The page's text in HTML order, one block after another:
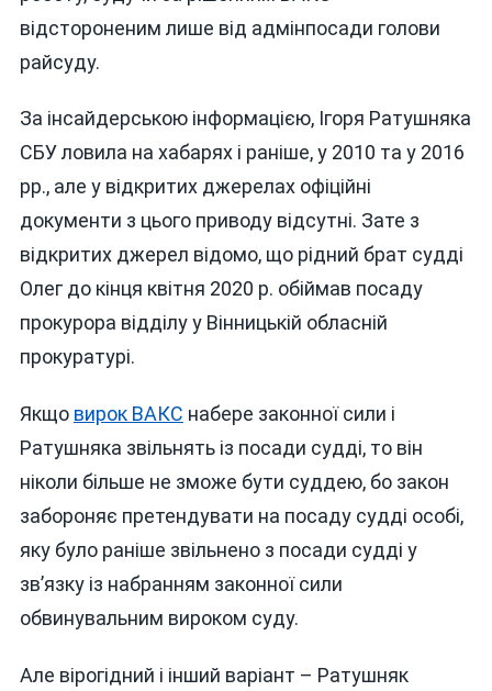
відстороненим лише від адмінпосади голови
райсуду.
За інсайдерською інформацією, Ігоря Ратушняка
СБУ ловила на хабарях і раніше, у 2010 та у 2016
рр., але у відкритих джерелах офіційні
документи з цього приводу відсутні. Зате з
відкритих джерел відомо, що рідний брат судді
Олег до кінця квітня 2020 р. обіймав посаду
прокурора відділу у Вінницькій обласній
прокуратурі.
Якщо вирок ВАКС набере законної сили і
Ратушняка звільнять із посади судді, то він
ніколи більше не зможе бути суддею, бо закон
забороняє претендувати на посаду судді особі,
яку було раніше звільнено з посади судді у
зв’язку із набранням законної сили
обвинувальним вироком суду.
Але вірогідний і інший варіант – Ратушняк